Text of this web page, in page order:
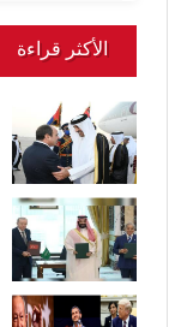
الأكثر قراءة